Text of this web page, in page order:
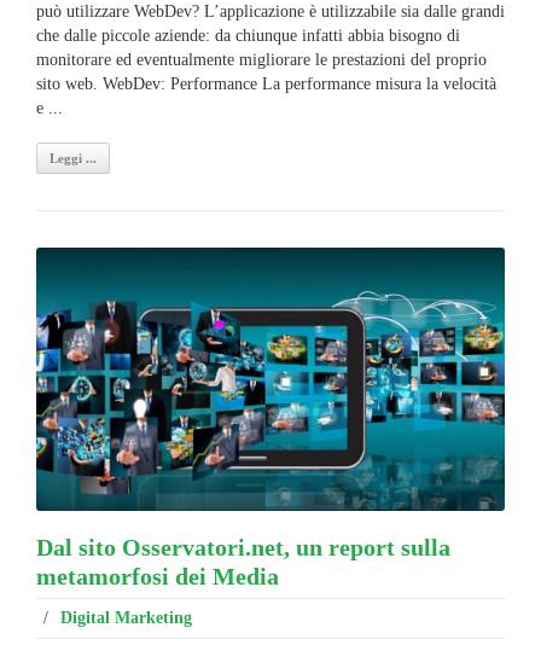
può utilizzare WebDev? L’applicazione è utilizzabile sia dalle grandi
che dalle piccole aziende: da chiunque infatti abbia bisogno di
monitorare ed eventualmente migliorare le prestazioni del proprio
sito web. WebDev: Performance La performance misura la velocità
e ...
Leggi ...
Dal sito Osservatori.net, un report sulla
metamorfosi dei Media
/ Digital Marketing